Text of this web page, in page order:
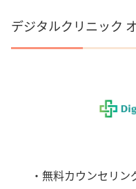
デジタルクリニック
・無料カウンセリン